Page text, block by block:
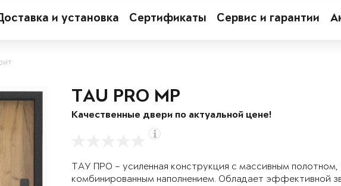
и установка Сертификаты Сервис и гарантии
TAU PRO MP
Качественные двери по актуальной цене!
ТАУ ПРО – усиленная конструкция с массивным полотном,
комбинированным наполнением. Обладает эффективной